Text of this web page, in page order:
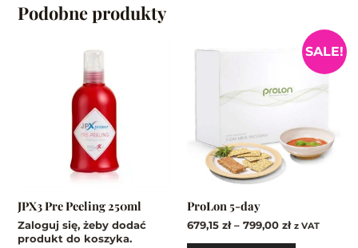
Podobne produkty
JPX3 Pre Peeling 250ml
Zaloguj się, żeby dodać
produkt do koszyka.
SALE!
ProLon 5-day
679,15 zł – 799,00 zł
Zakres
cen:
do
z VAT
Ten
produkt
wiele
Opcje
można
produktu